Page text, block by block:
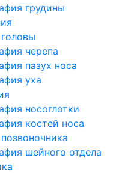
грудины
черепа
пазух носа
уха
носоглотки
костей носа
шейного отдела